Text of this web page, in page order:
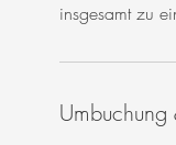
insgesamt zu